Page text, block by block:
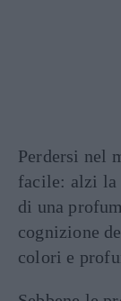
Perdersi nel
facile: alzi la
di una
cognizione
colori e